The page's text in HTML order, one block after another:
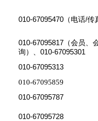
010-67095470 （电话/传
010-67095817 （会员、
询）、010-67095301
010-67095313
010-67095859
010-67095787
010-67095728